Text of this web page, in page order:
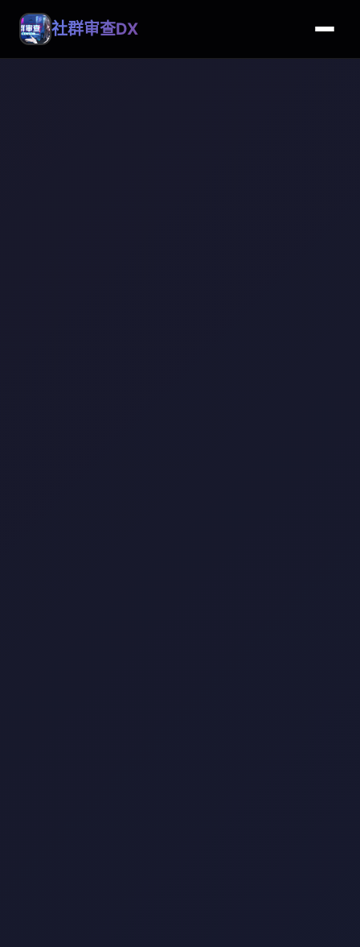
社群审查DX